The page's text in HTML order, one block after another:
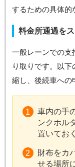
するための具体的
料金所通過を
一般レーンでの支
り取りです。以
縮し、後続車への
車内の手
ンクホル
置いてお
財布をカ
せる場所